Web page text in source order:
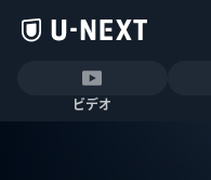
ビデオ